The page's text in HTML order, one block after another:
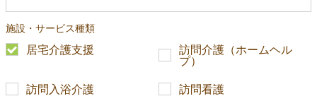
施設・サービス種類
居宅介護支援
訪問介護（ホームヘル
プ）
訪問入浴介護 訪問看護